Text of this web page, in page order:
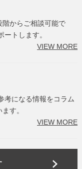
からご相談可能で
トします。
VIEW MORE
考になる情報をコラム
す。
VIEW MORE